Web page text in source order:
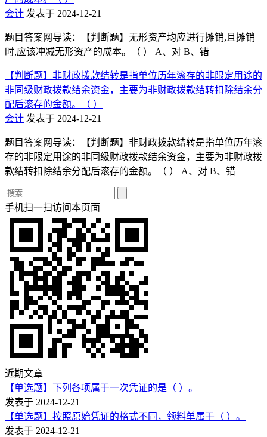
会计 发表于 2024-12-21
题目答案网导读：【判断题】无形资产均应进行摊销,且摊销
时,应该冲减无形资产的成本。（ ） A、对 B、错
【判断题】非财政拨款结转是指单位历年滚存的非限定用途的
非同级财政拨款结余资金，主要为非财政拨款结转扣除结余分
配后滚存的金额。（ ）
会计 发表于 2024-12-21
题目答案网导读：【判断题】非财政拨款结转是指单位历年滚
存的非限定用途的非同级财政拨款结余资金，主要为非财政拨
款结转扣除结余分配后滚存的金额。（ ） A、对 B、错
手机扫一扫访问本页面
近期文章
【单选题】下列各项属于一次凭证的是（ ）。
发表于 2024-12-21
【单选题】按照原始凭证的格式不同，领料单属于（ ）。
发表于 2024-12-21